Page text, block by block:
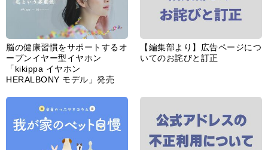
脳の健康習慣をサポートするオ
ープンイヤー型イヤホン
「kikippa イヤホン
HERALBONY モデル」発売
【編集部より】広告ページにつ
あなたのペット自慢を教えてく
【編集部より】公式アドレスの